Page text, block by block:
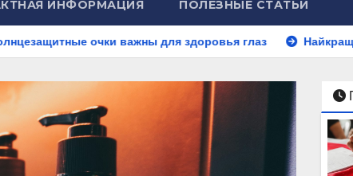
ИНФОРМАЦИЯ ПОЛЕЗНЫЕ СТАТЬИ
очки важны для здоровья глаз Найкращий вік для